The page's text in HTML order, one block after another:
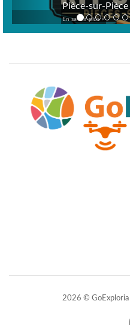
Pièce-sur-
En savoir plus >
2026 © GoExploria